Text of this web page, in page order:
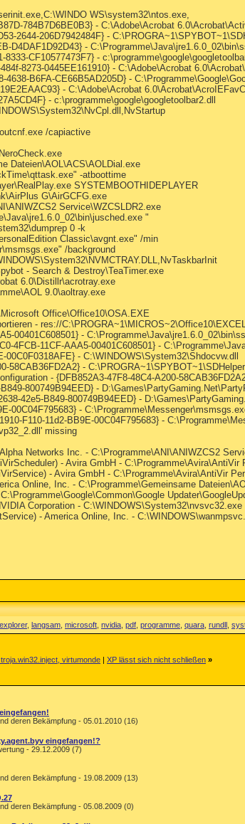
WS\system32\ntos.exe,
784B7D6BE0B3} - C:\Adobe\Acrobat
2644-206D7942484F} -
D4DAF1D92D43} -
CF10577473F7} -
8273-0445EE161910} - C:\Adobe\Acrobat
B6FA-CE66B5AD205D} -
- C:\Adobe\Acrobat
- c:\programme\google\googletoolbar2.dll
/capiactive
Dateien\AOL\ACS\AOLDial.exe
-atboottime
SYSTEMBOOTHIDEPLAYER
G\AirGCFG.exe
Service\WZCSLDR2.exe
"
0 -k
Classic\avgnt.exe" /min
/background
- Search & Destroy\TeaTimer.exe
6.0\Distillr\acrotray.exe
9.0\aoltray.exe
Office\Office10\OSA.EXE
- res://
00401C608501} -
4FCB-11CF-AAA5-00401C608501} -
- C:\WINDOWS\System32\Shdocvw.dll
58CAB36FD2A2} -
- {DFB852A3-47F8-48C4-A200-
800749B94EED} -
42e5-B849-800749B94EED} -
00C04F795683} -
F110-11d2-BB9E-00C04F795683} -
missing
Networks Inc. - C:\Programme\ANI\ANIWZCS2
- Avira GmbH -
- Avira GmbH - C:\Programme\Avira\AntiVir
Online, Inc. - C:\Programme\Gemeinsame
Corporation - C:\WINDOWS\System32\nvsvc32.exe
- America Online, Inc. -
, langsam microsoft nvidia pdf programme quara rundll
virtumonde | XP lässt sich nicht schließen »
deren Bekämpfung - 05.01.2010 (16)
eingefangen!?
- 29.12.2009 (7)
deren Bekämpfung - 19.08.2009 (13)
deren Bekämpfung - 05.08.2009 (0)